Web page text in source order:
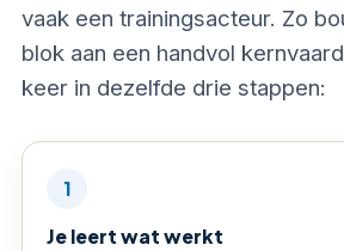
vaak een trainingsacteur. Zo
blok aan een handvol
keer in dezelfde drie stappen:
1
Je leert wat werkt